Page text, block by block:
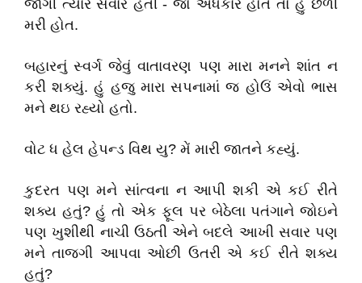
જાગી ત્યારે સવાર હતી - જો અંધકાર હોત તો હું છળી
મરી હોત.
બહારનું સ્વર્ગ જેવું વાતાવરણ પણ મારા મનને શાંત ન
કરી શક્યું. હું હજુ મારા સપનામાં જ હોઉં એવો ભાસ
મને થઇ રહ્યો હતો.
વોટ ધ હેલ હેપન્ડ વિથ યુ? મેં મારી જાતને કહ્યું.
કુદરત પણ મને સાંત્વના ન આપી શકી એ કઈ રીતે
શક્ય હતું? હું તો એક ફૂલ પર બેઠેલા પતંગાને જોઇને
પણ ખુશીથી નાચી ઉઠતી એને બદલે આખી સવાર પણ
મને તાજગી આપવા ઓછી ઉતરી એ કઈ રીતે શક્ય
હતું?